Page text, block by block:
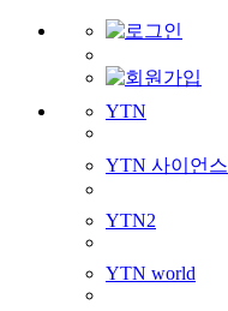
YTN
YTN 사이언스
YTN2
YTN world